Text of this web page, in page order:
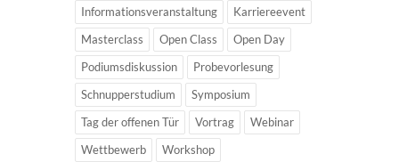
Informationsveranstaltung
Karriereevent
Masterclass
Open Class
Open Day
Podiumsdiskussion
Probevorlesung
Schnupperstudium
Symposium
Tag der offenen Tür
Vortrag
Webinar
Wettbewerb
Workshop